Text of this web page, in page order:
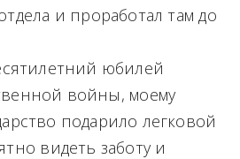
и проработал там до
юбилей
войны, моему
подарило легковой
видеть заботу и